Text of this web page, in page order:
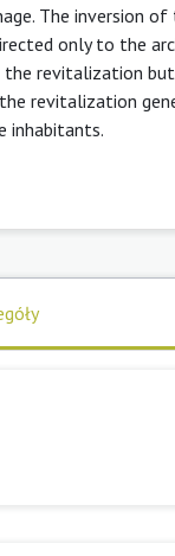
The inversion
only to the
revitalization
revitalization
inhabitants.